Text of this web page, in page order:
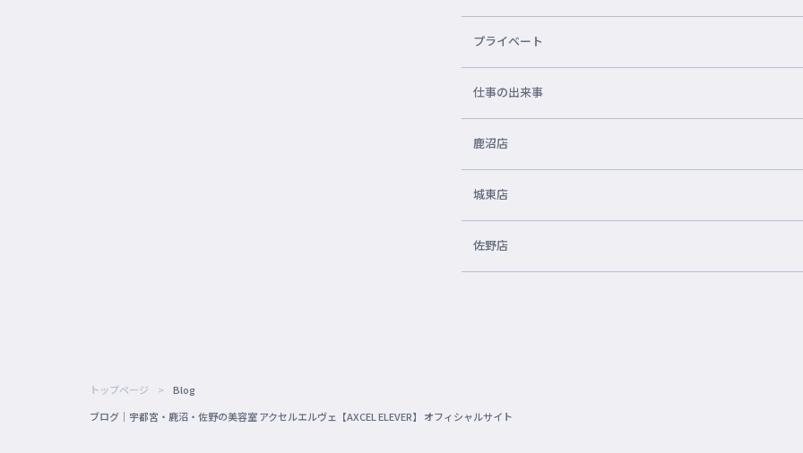
プライベート
仕事の出来事
鹿沼店
城東店
佐野店
トップページ
Blog
ブログ｜宇都宮・鹿沼・佐野の美容室 アクセルエルヴェ【AXCEL ELEVER】 オフィシャルサイト